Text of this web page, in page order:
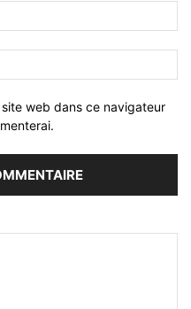
web dans ce navigateur